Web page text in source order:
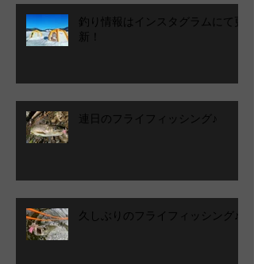
釣り情報はインスタグラムにて更
新！
連日のフライフィッシング♪
久しぶりのフライフィッシング♪